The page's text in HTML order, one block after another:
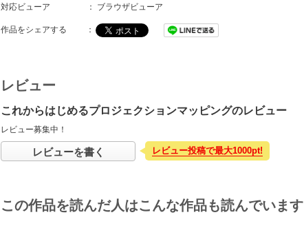
対応ビューア
： ブラウザビューア
作品をシェアする ：
レビュー
これからはじめるプロジェクションマッピングのレビュー
レビュー募集中！
レビューを書く レビュー投稿で最大1000pt!
この作品を読んだ人はこんな作品も読んでいます